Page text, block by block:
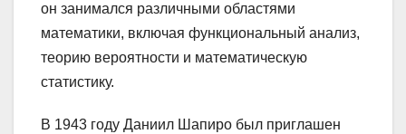
он занимался различными областями
математики, включая функциональный анализ,
теорию вероятности и математическую
статистику.
В 1943 году Даниил Шапиро был приглашен